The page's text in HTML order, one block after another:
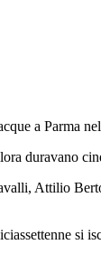
a Parma nel
duravano
Attilio
si